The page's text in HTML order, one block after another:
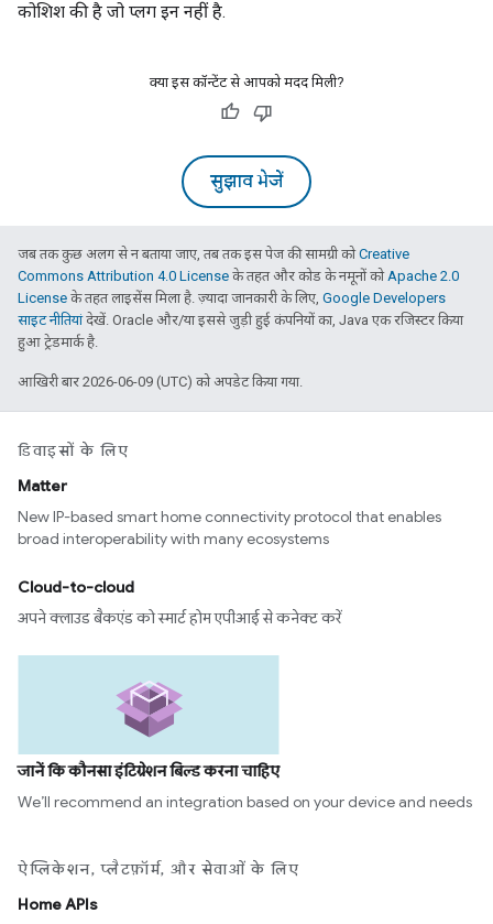
कोशिश की है जो प्लग इन नहीं है.
क्या इस कॉन्टेंट से आपको मदद मिली?
सुझाव भेजें
जब तक कुछ अलग से न बताया जाए, तब तक इस पेज की सामग्री कोCreative
Commons Attribution 4.0 License के तहत और कोड के नमूनों कोApache 2.0
License के तहत लाइसेंस मिला है. ज़्यादा जानकारी के लिए, Google Developers
साइट नीतियांदेखें. Oracle और/या इससे जुड़ी हुई कंपनियों का, Java एक रजिस्टर किया
हुआ ट्रेडमार्क है.
आखिरी बार 2026-06-09 (UTC) को अपडेट किया गया.
डिवाइसों के लिए
Matter
New IP-based smart home connectivity protocol that enables
broad interoperability with many ecosystems
Cloud-to-cloud
अपने क्लाउड बैकएंड को स्मार्ट होम एपीआई से कनेक्ट करें
जानें कि कौनसा इंटिग्रेशन बिल्ड करना चाहिए
We’ll recommend an integration based on your device and needs
ऐप्लिकेशन, प्लैटफ़ॉर्म, और सेवाओं के लिए
Home APIs